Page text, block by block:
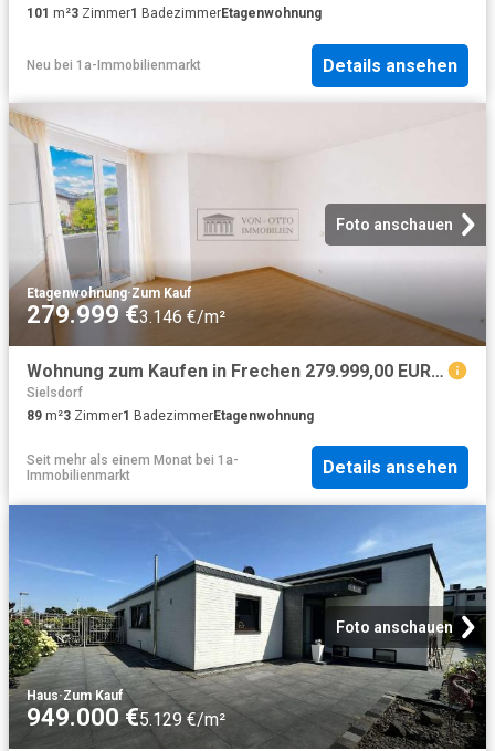
101 m²3 Zimmer1 BadezimmerEtagenwohnung
Neu bei 1a-Immobilienmarkt Details ansehen
Foto anschauen
Etagenwohnung·Zum Kauf
279.999 €3.146 €/m²
Wohnung zum Kaufen in Frechen 279.999,00 EUR 89.7 m²
Sielsdorf
89 m²3 Zimmer1 BadezimmerEtagenwohnung
Seit mehr als einem Monat bei 1a-
Immobilienmarkt
Details ansehen
Foto anschauen
Haus·Zum Kauf
949.000 €5.129 €/m²